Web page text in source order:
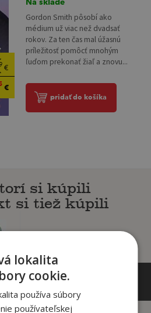
€
€
Gordon Smith pôsobí ako
médium už viac než dvadsať
rokov. Za ten čas mal úžasnú
príležitosť pomôcť mnohým
ľuďom prekonať žiaľ a znovu...
pridať do košíka
si kúpili
si tiež kúpili
lokalita
cookie.
používa súbory
používateľskej